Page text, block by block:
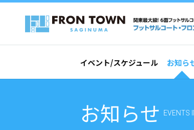
イベント/スケジュール お知ら
お知らせ EVENTS